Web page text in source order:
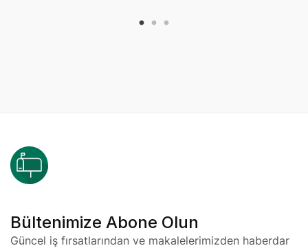
Bültenimize Abone Olun
Güncel iş fırsatlarından ve makalelerimizden haberdar